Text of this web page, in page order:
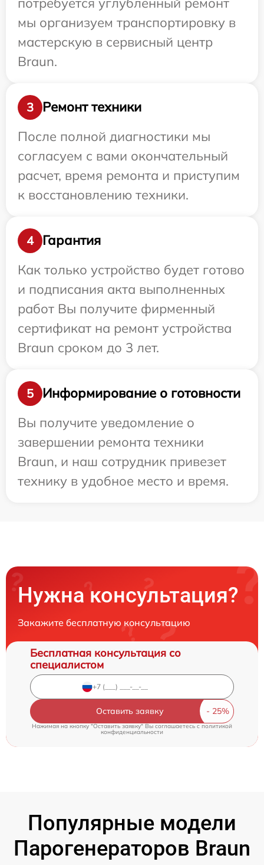
мы организуем транспортировку в
мастерскую в сервисный центр
Braun.
3
Ремонт техники
После полной диагностики мы
согласуем с вами окончательный
расчет, время ремонта и приступим
к восстановлению техники.
4
Гарантия
Как только устройство будет готово
и подписания акта выполненных
работ Вы получите фирменный
сертификат на ремонт устройства
Braun сроком до 3 лет.
5
Информирование о готовности
Вы получите уведомление о
завершении ремонта техники
Braun, и наш сотрудник привезет
технику в удобное место и время.
Нужна консультация?
Закажите бесплатную консультацию
Бесплатная консультация со
специалистом
Оставить заявку
Нажимая на кнопку "Оставить заявку" Вы соглашаетесь cполитикой
конфиденциальности
Популярные модели
Парогенераторов Braun